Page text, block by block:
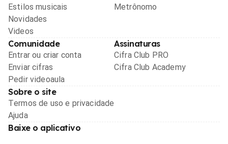
Estilos musicais
Novidades
Videos
Metrônomo
Comunidade
Entrar ou criar conta
Enviar cifras
Pedir videoaula
Assinaturas
Cifra Club PRO
Cifra Club Academy
Sobre o site
Termos de uso e privacidade
Ajuda
Baixe o aplicativo